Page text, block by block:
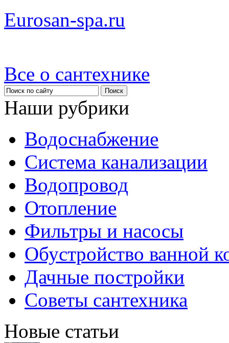
Eurosan-spa.ru
Все о сантехнике
Наши рубрики
Водоснабжение
Система канализации
Водопровод
Отопление
Фильтры и насосы
Обустройство ванной
Дачные постройки
Советы сантехника
Новые статьи